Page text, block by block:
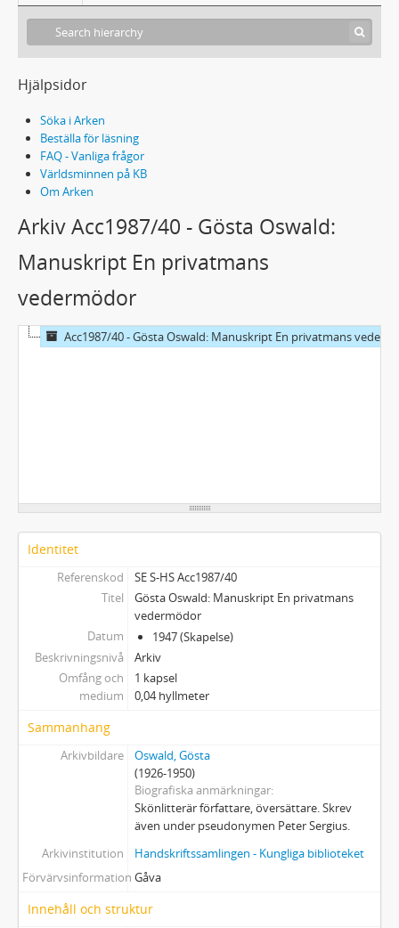
Hjälpsidor
Söka i Arken
Beställa för läsning
FAQ - Vanliga frågor
Världsminnen på KB
Om Arken
Arkiv Acc1987/40 - Gösta Oswald:
Manuskript En privatmans
vedermödor
Acc1987/40 - Gösta Oswald: Manuskript En privatmans vedermödor
Identitet
Referenskod
SE S-HS Acc1987/40
Titel
Gösta Oswald: Manuskript En privatmans
vedermödor
Datum
1947 (Skapelse)
Beskrivningsnivå
Arkiv
Omfång och
medium
1 kapsel
0,04 hyllmeter
Sammanhang
Arkivbildare
Oswald, Gösta
(1926-1950)
Biografiska anmärkningar
Skönlitterär författare, översättare. Skrev
även under pseudonymen Peter Sergius.
Arkivinstitution
Handskriftssamlingen - Kungliga biblioteket
Förvärvsinformation Gåva
Innehåll och struktur